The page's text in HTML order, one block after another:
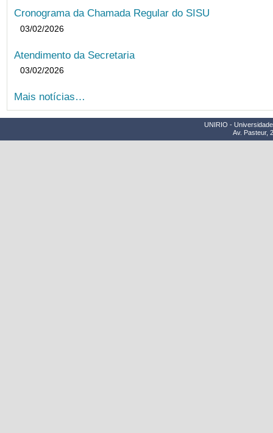
Cronograma da Chamada Regular do SISU
03/02/2026
Atendimento da Secretaria
03/02/2026
Mais notícias…
UNIRIO -
Av. Pasteur,